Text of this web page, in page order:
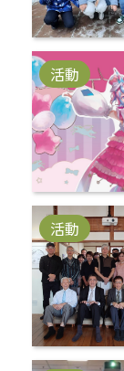
活動
活動